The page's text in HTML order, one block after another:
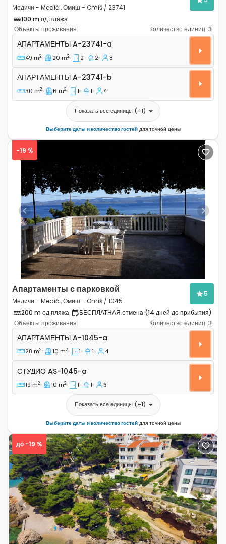
Медичи - Medići, Омиш - Omiš / 23741
100 m од пляжа
Объекты проживания:
Количество единиц: 3
Двухкомнатные апартаменты Медичи - Medići, Омиш
АПАРТАМЕНТЫ A-23741-a
49 m2 20 m2 2 2 8
Апартаменты A-23741-b
АПАРТАМЕНТЫ A-23741-b
30 m2 6 m2 1 1 4
Показать все единицы(+1)
Выберите даты и количество гостейдля точной цены
Previous Next
-19 %
Апартаменты с парковкой
Медичи - Medići, Омиш - Omiš / 1045
5
200 m од пляжа
БЕСПЛАТНАЯ отмена (14 дней до прибытия)
Объекты проживания:
Количество единиц: 3
Однокомнатные апартаменты Медичи - Medići, Омиш
АПАРТАМЕНТЫ A-1045-a
28 m2 10 m2 1 1 4
Студио AS-1045-a
СТУДИО AS-1045-a
19 m2 10 m2 1 1 3
Показать все единицы(+1)
Выберите даты и количество гостейдля точной цены
Previous Next
до -19 %